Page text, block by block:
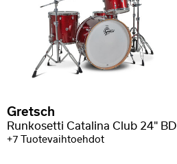
Gretsch
Runkosetti Catalina Club 24" BD
+7 Tuotevaihtoehdot